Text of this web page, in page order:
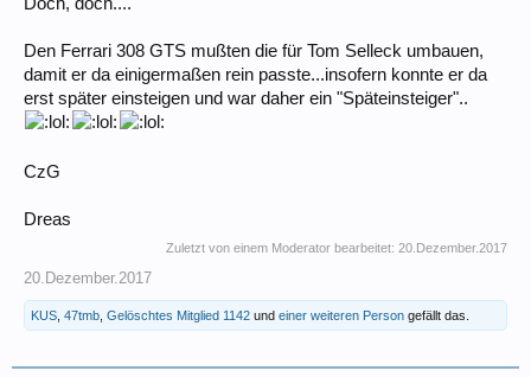
CzG
Dreas
Doch, doch....
Den Ferrari 308 GTS mußten die für Tom Selleck umbauen,
damit er da einigermaßen rein passte...insofern konnte er da
erst später einsteigen und war daher ein "Späteinsteiger"..
CzG
Dreas
Zuletzt von einem Moderator bearbeitet: 20.Dezember.2017
20.Dezember.2017
KUS, 47tmb, Gelöschtes Mitglied 1142 und einer weiteren Person gefällt das.